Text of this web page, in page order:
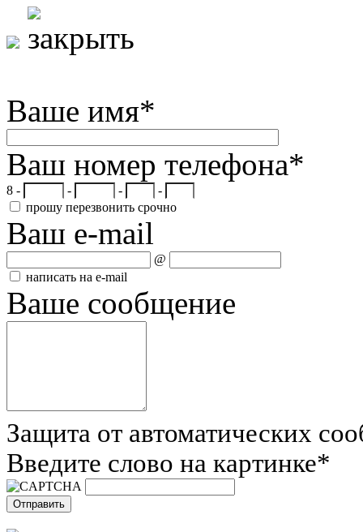
Ваше имя*
Ваш номер телефона*
8 - - -
-
прошу перезвонить срочно
Ваш e-mail
@
написать на e-mail
Ваше сообщение
Защита от автоматических
Введите слово на картинке*